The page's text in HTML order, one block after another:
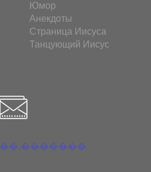
Юмор
Анекдоты
Страница Иисуса
Танцующий Иисус